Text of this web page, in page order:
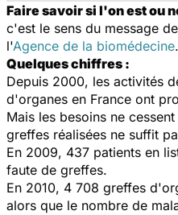
Faire savoir si l'on est ou
c'est le sens du message
l'Agence de la biomédecine.
Quelques chiffres :
Depuis 2000, les activités
d'organes en France ont
Mais les besoins ne
greffes réalisées ne suffit
En 2009, 437 patients en
faute de greffes.
En 2010, 4 708 greffes
alors que le nombre de